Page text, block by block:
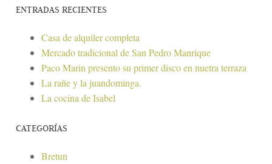
ENTRADAS RECIENTES
Casa de alquiler completa
Mercado tradicional de San Pedro Manrique
Paco Marin presento su primer disco en nuetra terraza
La rañe y la juandominga.
La cocina de Isabel
CATEGORÍAS
Bretun